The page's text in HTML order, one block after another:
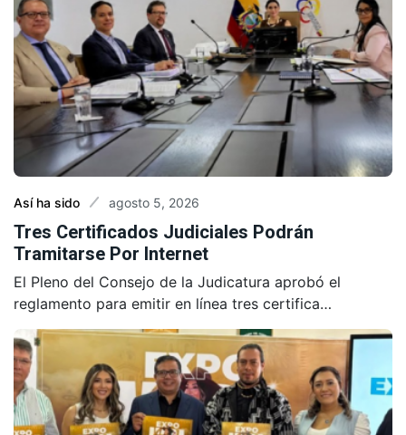
Así ha sido agosto 5, 2026
Tres Certificados Judiciales Podrán
Tramitarse Por Internet
El Pleno del Consejo de la Judicatura aprobó el
reglamento para emitir en línea tres certifica…